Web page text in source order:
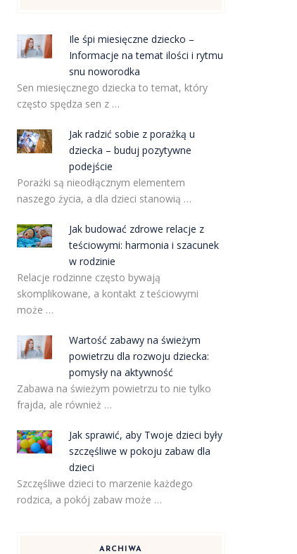
Ile śpi miesięczne dziecko –
Informacje na temat ilości i rytmu
snu noworodka
Sen miesięcznego dziecka to temat, który
często spędza sen z …
Jak radzić sobie z porażką u
dziecka – buduj pozytywne
podejście
Porażki są nieodłącznym elementem
naszego życia, a dla dzieci stanowią …
Jak budować zdrowe relacje z
teściowymi: harmonia i szacunek
w rodzinie
Relacje rodzinne często bywają
skomplikowane, a kontakt z teściowymi
może …
Wartość zabawy na świeżym
powietrzu dla rozwoju dziecka:
pomysły na aktywność
Zabawa na świeżym powietrzu to nie tylko
frajda, ale również …
Jak sprawić, aby Twoje dzieci były
szczęśliwe w pokoju zabaw dla
dzieci
Szczęśliwe dzieci to marzenie każdego
rodzica, a pokój zabaw może …
ARCHIWA